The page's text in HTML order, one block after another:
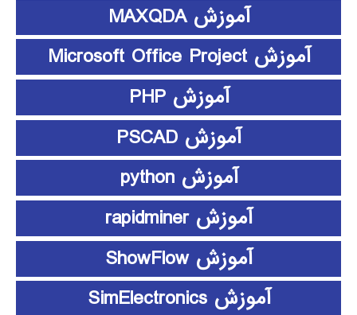
آموزش MAXQDA
آموزش Microsoft Office Project
آموزش PHP
آموزش PSCAD
آموزش python
آموزش rapidminer
آموزش ShowFlow
آموزش SimElectronics